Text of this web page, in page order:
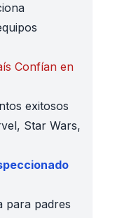
Confían en
exitosos
Star Wars,
para padres